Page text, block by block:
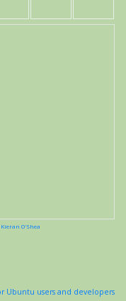
Kieran O'Shea